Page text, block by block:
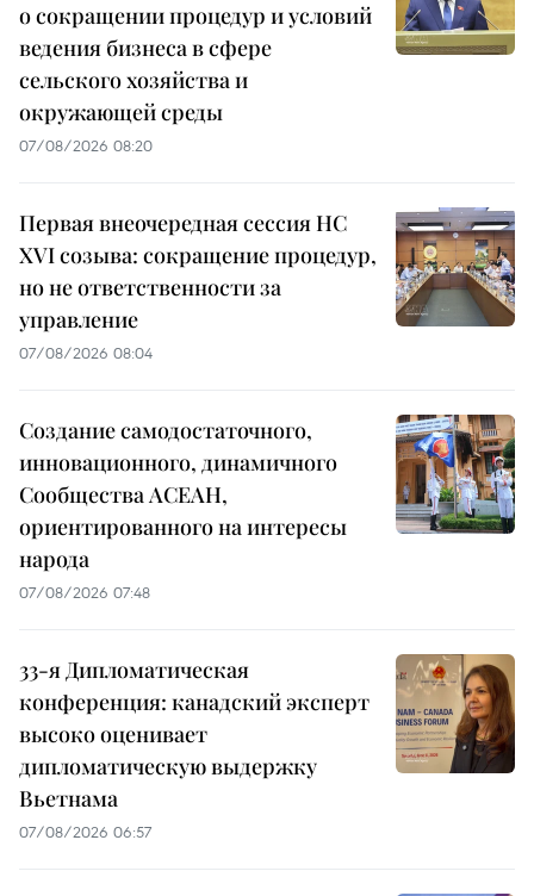
о сокращении процедур и условий
ведения бизнеса в сфере
сельского хозяйства и
окружающей среды
07/08/2026 08:20
Первая внеочередная сессия НС
XVI созыва: сокращение процедур,
но не ответственности за
управление
07/08/2026 08:04
Создание самодостаточного,
инновационного, динамичного
Сообщества АСЕАН,
ориентированного на интересы
народа
07/08/2026 07:48
33-я Дипломатическая
конференция: канадский эксперт
высоко оценивает
дипломатическую выдержку
Вьетнама
07/08/2026 06:57